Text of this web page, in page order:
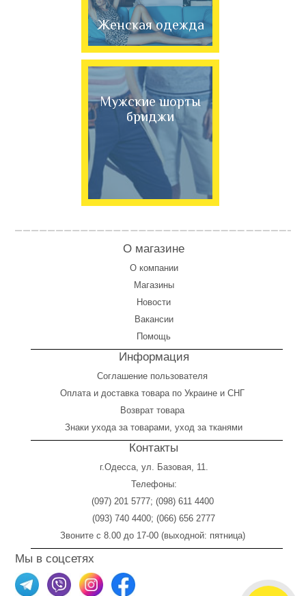
Женская одежда
Мужские шорты
бриджи
О магазине
О компании
Магазины
Новости
Вакансии
Помощь
Информация
Соглашение пользователя
Оплатаи доставка товара по Украине и СНГ
Возврат товара
Знаки ухода за товарами, уход за тканями
Контакты
г.Одесса, ул. Базовая, 11.
Телефоны:
(097) 201 5777; (098) 611 4400
(093) 740 4400; (066) 656 2777
Звоните с 8.00 до 17-00 (выходной: пятница)
Мы в соцсетях